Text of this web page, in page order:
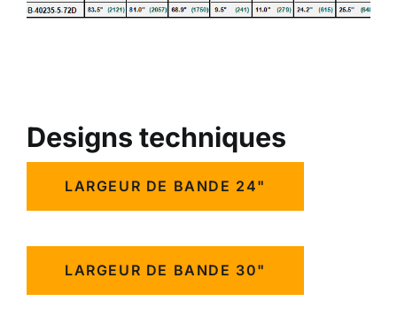
Designs techniques
LARGEUR DE BANDE 24"
LARGEUR DE BANDE 30"